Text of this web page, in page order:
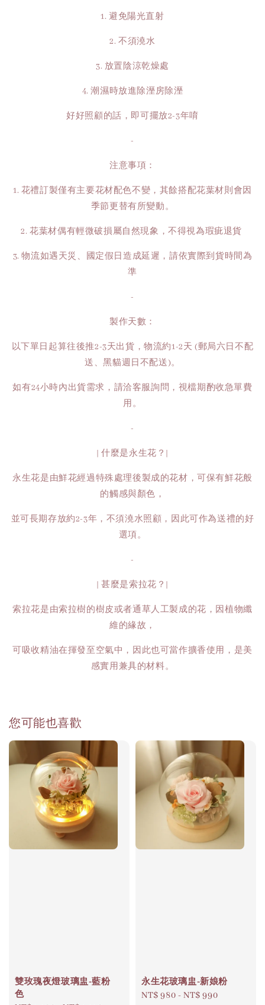
1. 避免陽光直射
2. 不須澆水
3. 放置陰涼乾燥處
4. 潮濕時放進除溼房除溼
好好照顧的話，即可擺放2-3年唷
-
注意事項：
1. 花禮訂製僅有主要花材配色不變，其餘搭配花葉材則會因
季節更替有所變動。
2. 花葉材偶有輕微破損屬自然現象，不得視為瑕疵退貨
3. 物流如遇天災、國定假日造成延遲，請依實際到貨時間為
準
-
製作天數：
以下單日起算往後推2-3天出貨，物流約1-2天 (郵局六日不配
送、黑貓週日不配送)。
如有24小時內出貨需求，請洽客服詢問，視檔期酌收急單費
用。
-
| 什麼是永生花？|
永生花是由鮮花經過特殊處理後製成的花材，可保有鮮花般
的觸感與顏色，
並可長期存放約2-3年，不須澆水照顧，因此可作為送禮的好
選項。
-
| 甚麼是索拉花？|
索拉花是由索拉樹的樹皮或者通草人工製成的花，因植物纖
維的緣故，
可吸收精油在揮發至空氣中，因此也可當作擴香使用，是美
感實用兼具的材料。
您可能也喜歡
雙玫瑰夜燈玻璃盅-藍粉
色
永生花玻璃盅-新娘粉
Regular
NT$ 980 -NT$ 990